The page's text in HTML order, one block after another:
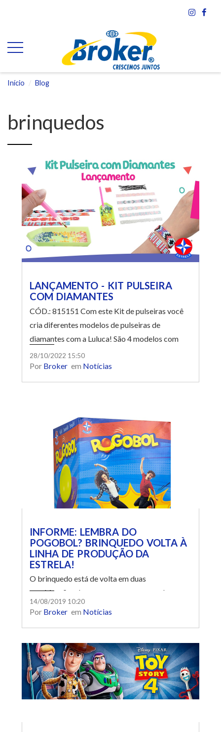
Início Blog
brinquedos
LANÇAMENTO - KIT PULSEIRA
COM DIAMANTES
CÓD.: 815151 Com este Kit de pulseiras você
cria diferentes modelos de pulseiras de
diamantes com a Luluca! São 4 modelos com
gabarito para a criança criar e escolher o
desenho que quiser. O kit acompanha diferentes
cores de diamantes, uma bandeja, gel, caneta
28/10/2022 15:50
Por Broker em Notícias
INFORME: LEMBRA DO
POGOBOL? BRINQUEDO VOLTA À
LINHA DE PRODUÇÃO DA
ESTRELA!
O brinquedo está de volta em duas
combinações de cores: roxo com amarelo e
preto com laranja.
14/08/2019 10:20
Por Broker em Notícias